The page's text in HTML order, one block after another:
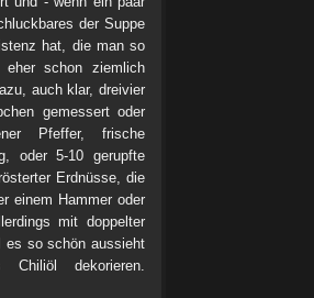
der Suppe
hat, die man so
schon ziemlich
auch klar, dreivier
gemessert oder
Pfeffer, frische
oder 5-10 gerupfte
Erdnüsse, die
einem Hammer oder
mit doppelter
es so schön aussieht
dekorieren.